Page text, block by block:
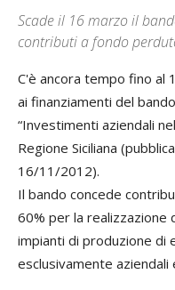
Scade il 16 marzo il
contributi a fondo
C'è ancora tempo fino al
ai finanziamenti del
“Investimenti aziendali
Regione Siciliana
16/11/2012).
Il bando concede
60% per la
impianti di produzione di
esclusivamente